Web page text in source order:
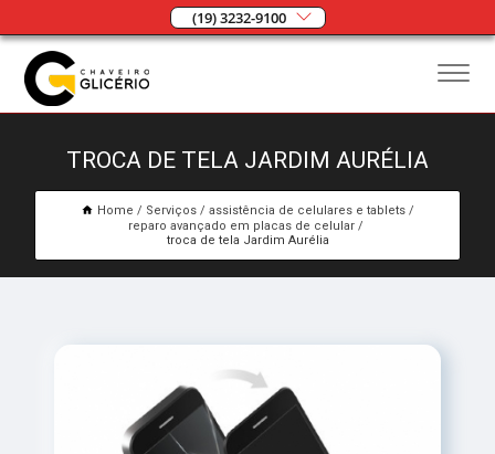
(19) 3232-9100
TROCA DE TELA JARDIM AURÉLIA
Home Serviços
assistência de celulares e tablets
reparo avançado em placas de celular
troca de tela Jardim Aurélia